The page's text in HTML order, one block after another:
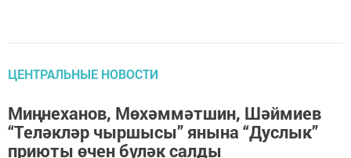
ЦЕНТРАЛЬНЫЕ НОВОСТИ
Миңнеханов, Мөхәммәтшин, Шәймиев
“Теләкләр чыршысы” янына “Дуслык”
приюты өчен бүләк салды